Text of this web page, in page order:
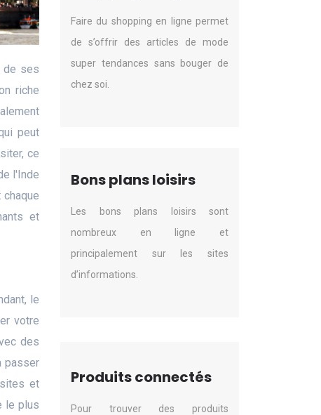
de ses
riche
peut
ce
l'Inde
et
le
votre
des
passer
et
le plus
Faire du shopping en ligne permet
de s’offrir des articles de mode
super tendances sans bouger de
chez soi.
Bons plans loisirs
Les bons plans loisirs sont
nombreux en ligne et
principalement sur les sites
d’informations.
Produits connectés
Pour trouver des produits